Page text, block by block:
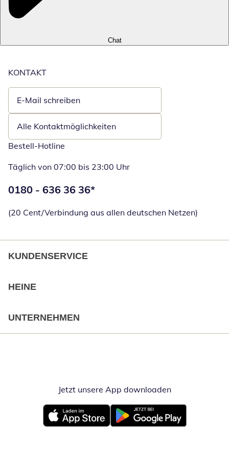
Chat
KONTAKT
E-Mail schreiben
Öffnet E-Mail-Client
Alle Kontaktmöglichkeiten
Bestell-Hotline
Täglich von 07:00 bis 23:00 Uhr
Telefonnummer:
0180 - 636 36 36*
(20 Cent/Verbindung aus allen deutschen Netzen)
KUNDENSERVICE
HEINE
UNTERNEHMEN
Jetzt unsere App downloadenÖffnet in
Öffnet in neuem FensterÖffnet in neuem Fenster